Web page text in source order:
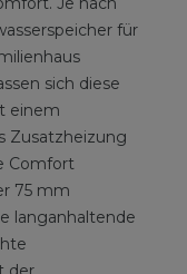
für
sich diese
einem
Zusatzheizung
Comfort
75 mm
langanhaltende